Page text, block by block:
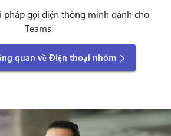
pháp gọi điện thông minh dành cho
Teams.
quan về Điện thoại nhóm